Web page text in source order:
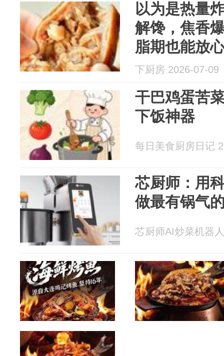
以为是热量
解馋，焦香
脂期也能放
下厨房 2026-07-09
干巴鸡蛋苦
下饭神器
每日美食厨房日记
芯厨师：用
做最有锅气
芯厨师AI炒菜机器